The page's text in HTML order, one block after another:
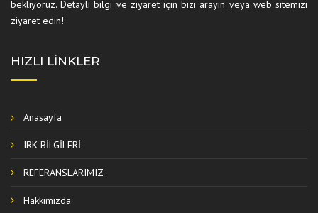
bekliyoruz. Detaylı bilgi ve ziyaret için bizi arayın veya web sitemizi
ziyaret edin!
HIZLI LINKLER
Anasayfa
IRK BİLGİLERİ
REFERANSLARIMIZ
Hakkımızda